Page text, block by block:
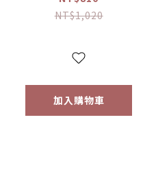
兒童專用調味海鹽
NT$1,020
加入購物車